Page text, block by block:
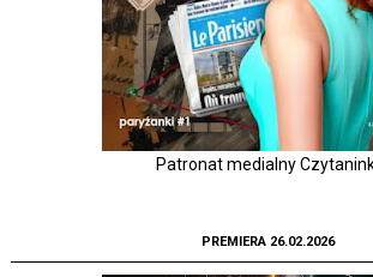
Patronat medialny
PREMIERA 26.02.2026